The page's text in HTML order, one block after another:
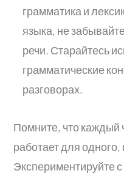
грамматика и
языка, не
речи. Старайтесь
грамматические
разговорах.
Помните, что каждый
работает для
Экспериментируйте